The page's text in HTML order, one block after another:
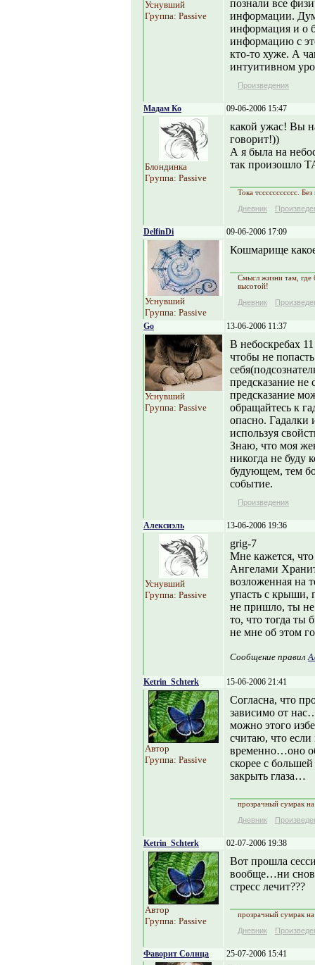
Уснувший
Группа: Passive
познали все
информации.
информация и о
информацию с
кто-то хуже. А
интуитивном
Произведения
Мадам Ко 09-06-2006 15:47
Блондинка
Группа: Passive
какой ужас! Вы
говорит!))
А я была на
так произошло
Тока тссссссссссс.
Дневник
DelfinDi 09-06-2006 17:09
Уснувший
Группа: Passive
Кошмарище
Смысл жизни там, где
высотой!
Дневник
Go 13-06-2006 11:37
Уснувший
Группа: Passive
В небоскребах
чтобы не
предсказание не
предсказание
обращайтесь к
опасно. Гадалки
используя
Знаю, что моя
никогда не буду
будующем, тем
событие.
Произведения
Алексиэль 13-06-2006 19:36
Уснувший
Группа: Passive
grig-7
Мне кажется, что
Ангелами
возложенная на
упасть с крыши,
не пришло, ты не
то, что тогда ты
не мне об этом
Сообщение правил
Ketrin_Schterk 15-06-2006 21:41
Автор
Группа: Passive
Согласна, что
зависимо от
можно этого
считаю, что если
временно…оно
скорее с
закрыть глаза…
прозрачный сумрак
Дневник
Ketrin_Schterk 02-07-2006 19:38
Автор
Группа: Passive
Вот прошла
вообще…ни
стресс лечит???
прозрачный сумрак
Дневник
Фаворит Солнца 25-07-2006 15:41